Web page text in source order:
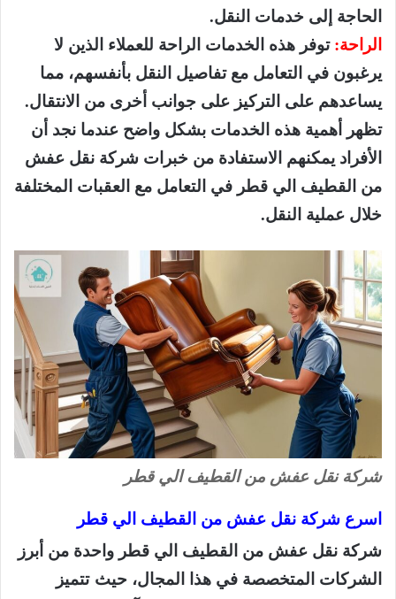
الحاجة إلى خدمات النقل.
الراحة:توفر هذه الخدمات الراحة للعملاء الذين لا
يرغبون في التعامل مع تفاصيل النقل بأنفسهم، مما
يساعدهم على التركيز على جوانب أخرى من الانتقال.
تظهر أهمية هذه الخدمات بشكل واضح عندما نجد أن
الأفراد يمكنهم الاستفادة من خبرات شركة نقل عفش
من القطيف الي قطر في التعامل مع العقبات المختلفة
خلال عملية النقل.
شركة نقل عفش من القطيف الي قطر
اسرع شركة نقل عفش من القطيف الي قطر
شركة نقل عفش من القطيف الي قطر واحدة من أبرز
الشركات المتخصصة في هذا المجال، حيث تتميز